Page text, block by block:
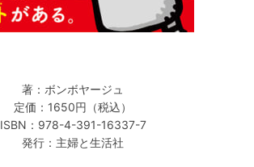
著：ボンボヤージュ
定価：1650円（税込）
ISBN：978-4-391-16337-7
発行：主婦と生活社